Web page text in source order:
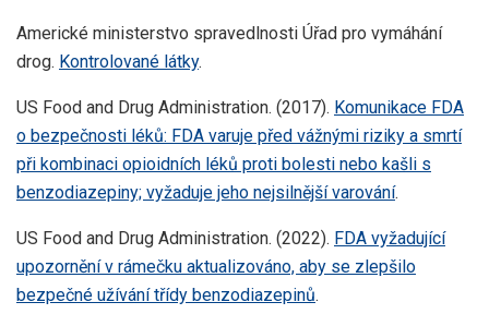
Americké ministerstvo spravedlnosti Úřad pro vymáhání
drog. Kontrolované látky.
US Food and Drug Administration. (2017). Komunikace FDA
o bezpečnosti léků: FDA varuje před vážnými riziky a smrtí
při kombinaci opioidních léků proti bolesti nebo kašli s
benzodiazepiny; vyžaduje jeho nejsilnější varování.
US Food and Drug Administration. (2022). FDA vyžadující
upozornění v rámečku aktualizováno, aby se zlepšilo
bezpečné užívání třídy benzodiazepinů.